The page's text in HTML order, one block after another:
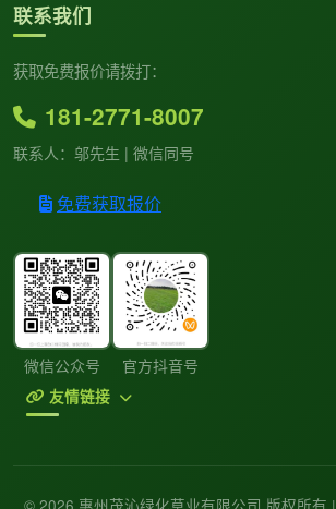
联系我们
获取免费报价请拨打：
181-2771-8007
联系人：邬先生 | 微信同号
免费获取报价
微信公众号 官方抖音号
友情链接
© 2026 惠州茂沁绿化草业有限公司 版权所有 |